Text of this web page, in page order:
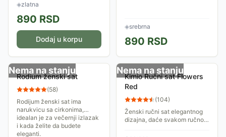
◈zlatna
890 RSD
Dodaj u korpu
◈srebrna
890 RSD
Nema na stanju
Rodium ženski sat
(58)
Rodijum ženski sat ima
narukvicu sa cirkonima,
idealan je za večernji izlazak
i kada želite da budete
eleganti.
Nema na stanju
Kimio Ručni sat Flowers
Red
(104)
Ženski ručni sat elegantnog
dizajna, daće svakom ručnom